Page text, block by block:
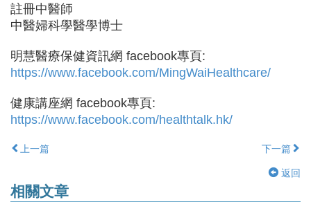
註冊中醫師
中醫婦科學醫學博士
明慧醫療保健資訊網 facebook專頁:
https://www.facebook.com/MingWaiHealthcare/
健康講座網 facebook專頁:
https://www.facebook.com/healthtalk.hk/
上一篇 下一篇
返回
相關文章